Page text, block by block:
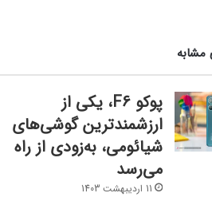
مشابه
پوکو F6، یکی از
ارزشمندترین گوشی‌های
شیائومی، به‌زودی از راه
می‌رسد
11 اردیبهشت 1403